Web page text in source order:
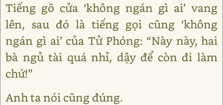
Tiếng gõ cửa ‘không ngán gì ai’ vang
lên, sau đó là tiếng gọi cũng ‘không
ngán gì ai’ của Tử Phóng: “Này này, hai
bà ngủ tài quá nhỉ, dậy để còn đi làm
chứ!”
Anh ta nói cũng đúng.